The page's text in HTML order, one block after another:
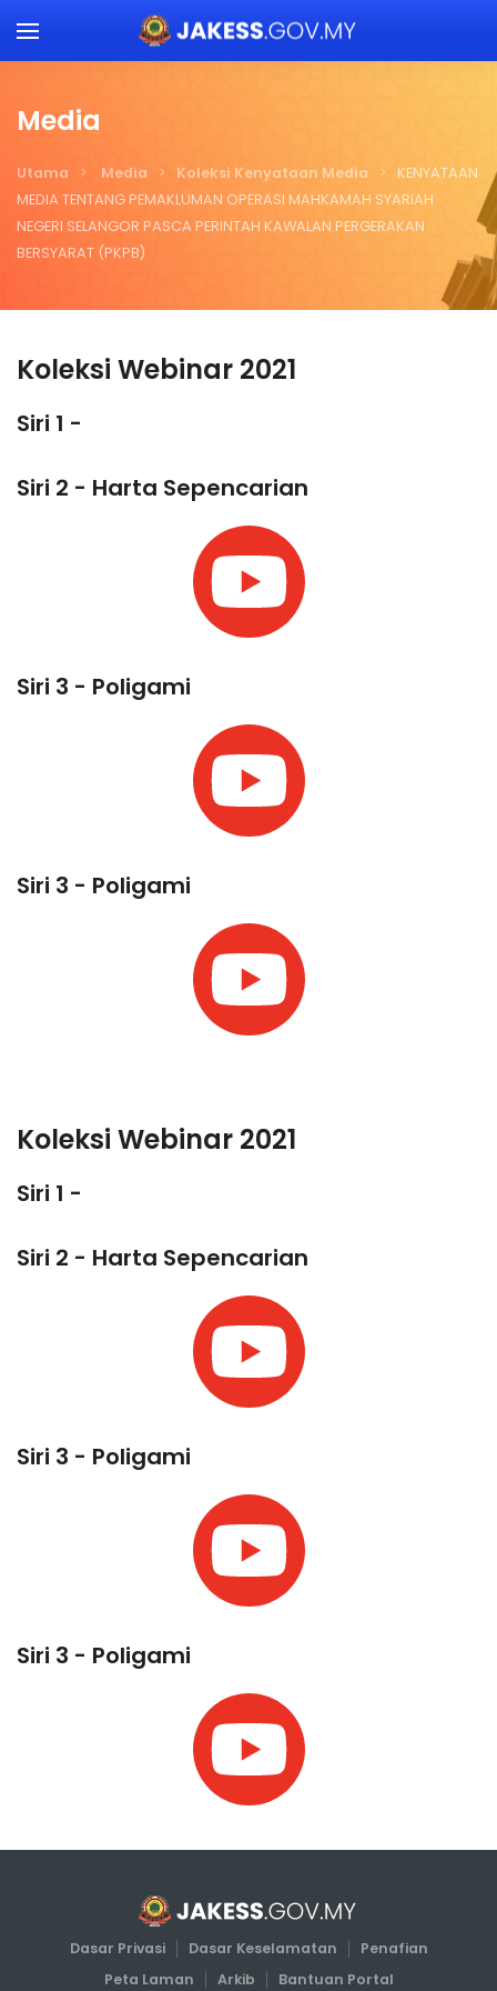
Skip to main content
Media
Utama Media Koleksi Kenyataan Media
KENYATAAN
MEDIA TENTANG PEMAKLUMAN OPERASI MAHKAMAH SYARIAH
NEGERI SELANGOR PASCA PERINTAH KAWALAN PERGERAKAN
BERSYARAT (PKPB)
Koleksi Webinar 2021
Siri 1 -
Siri 2 - Harta Sepencarian
Siri 3 - Poligami
Siri 3 - Poligami
Koleksi Webinar 2021
Siri 1 -
Siri 2 - Harta Sepencarian
Siri 3 - Poligami
Siri 3 - Poligami
Dasar Privasi Dasar Keselamatan
Penafian
Peta Laman
Arkib Bantuan Portal